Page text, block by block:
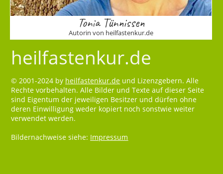
Tonia Tünnissen
Autorin von heilfastenkur.de
heilfastenkur.de
© 2001-2024 by heilfastenkur.de und Lizenzgebern. Alle
Rechte vorbehalten. Alle Bilder und Texte auf dieser Seite
sind Eigentum der jeweiligen Besitzer und dürfen ohne
deren Einwilligung weder kopiert noch sonstwie weiter
verwendet werden.
Bildernachweise siehe: Impressum